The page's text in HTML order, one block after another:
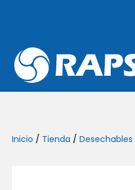
Inicio / Tienda / Desechables